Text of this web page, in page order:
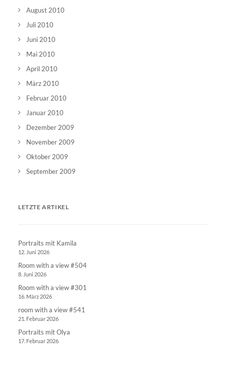
August 2010
Juli 2010
Juni 2010
Mai 2010
April 2010
März 2010
Februar 2010
Januar 2010
Dezember 2009
November 2009
Oktober 2009
September 2009
LETZTE ARTIKEL
Portraits mit Kamila
12. Juni 2026
Room with a view #504
8. Juni 2026
Room with a view #301
16. März 2026
room with a view #541
21. Februar 2026
Portraits mit Olya
17. Februar 2026